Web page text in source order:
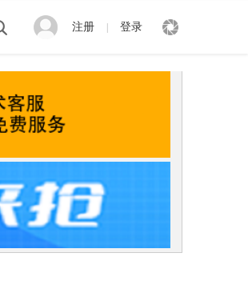
注册 登录